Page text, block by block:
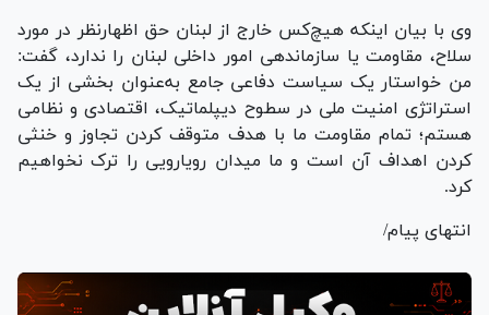
وی با بیان اینکه هیچ‌کس خارج از لبنان حق اظهارنظر در مورد
سلاح، مقاومت یا سازماندهی امور داخلی لبنان را ندارد، گفت:
من خواستار یک سیاست دفاعی جامع به‌عنوان بخشی از یک
استراتژی امنیت ملی در سطوح دیپلماتیک، اقتصادی و نظامی
هستم؛ تمام مقاومت ما با هدف متوقف کردن تجاوز و خنثی
کردن اهداف آن است و ما میدان رویارویی را ترک نخواهیم
کرد.
انتهای پیام/